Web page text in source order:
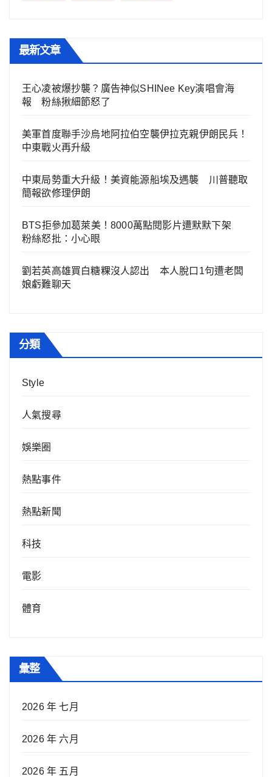
最新文章
王心凌被爆抄襲？廣告神似SHINee Key演唱會海
報 粉絲揪細節怒了
美軍首度聯手沙烏地阿拉伯空襲伊拉克親伊朗民兵！
中東戰火再升級
中東局勢重大升級！美資能源船埃及遇襲 川普聽取
簡報欲修理伊朗
BTS拒參加葛萊美！8000萬點閱影片遭默默下架
粉絲怒批：小心眼
劉若英高雄買白糖粿沒人認出 本人脫口1句遭老闆
娘虧難聊天
分類
Style
人氣搜尋
娛樂圈
熱點事件
熱點新聞
科技
電影
體育
彙整
2026 年 七月
2026 年 六月
2026 年 五月